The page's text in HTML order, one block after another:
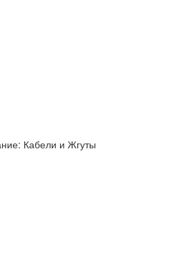
Кабели и Жгуты